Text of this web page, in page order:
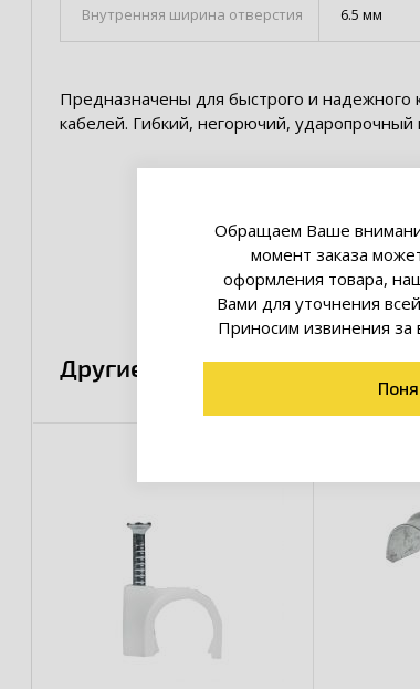
Внутренняя ширина отверстия 6.5 мм
Предназначены для быстрого и надежного
кабелей. Гибкий, негорючий, ударопрочный
Другие товары коллекции
Обращаем Ваше
момент заказа
оформления товара,
Вами для уточнения
Приносим извинения за